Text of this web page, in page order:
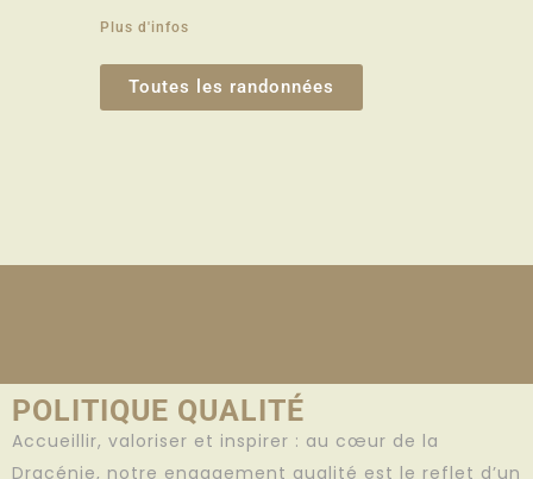
Plus d'infos
Toutes les randonnées
POLITIQUE QUALITÉ
Accueillir, valoriser et inspirer : au cœur de la
Dracénie, notre engagement qualité est le reflet d’un